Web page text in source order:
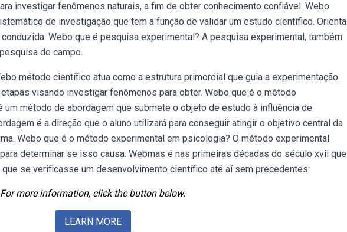
investigar fenômenos naturais, a fim de obter conhecimento confiável. Webo
de investigação que tem a função de validar um estudo científico. Orienta
Webo que é pesquisa experimental? A pesquisa experimental, também
de campo.
método científico atua como a estrutura primordial que guia a experimentação.
visando investigar fenômenos para obter. Webo que é o método
método de abordagem que submete o objeto de estudo à influência de
é a direção que o aluno utilizará para conseguir atingir o objetivo central da
Webo que é o método experimental em psicologia? O método experimental
determinar se isso causa. Webmas é nas primeiras décadas do século xvii que
se verificasse um desenvolvimento científico até aí sem precedentes:
For more information, click the button below.
LEARN MORE